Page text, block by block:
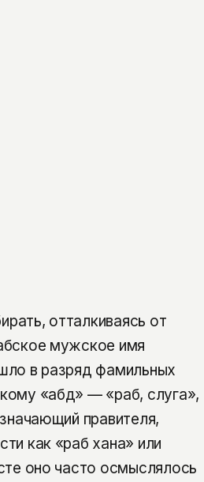
отталкиваясь от
мужское имя
в разряд фамильных
«абд» — «раб, слуга»,
правителя,
как «раб хана» или
оно часто осмыслялось